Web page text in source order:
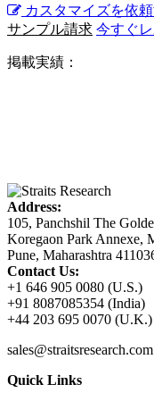
カスタマイズを依
サンプル請求 今すぐ
掲載実績：
Address:
105, Panchshil The
Koregaon Park Annexe,
Pune, Maharashtra
Contact Us:
+1 646 905 0080 (U.S.)
+91 8087085354 (India)
+44 203 695 0070 (U.K.)
sales@straitsresearch.com
Quick Links